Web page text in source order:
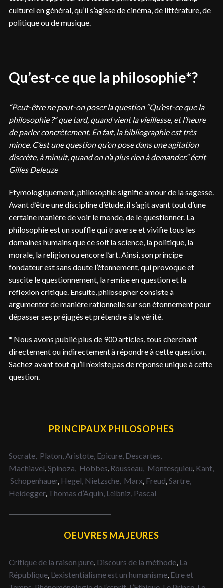
culturel en général, qu’il s’agisse de cinéma, de littérature, de
politique ou de musique.
Qu’est-ce que la philosophie*?
“Peut-être ne peut-on poser la question “Qu’est-ce que la
philosophie ?” que tard, quand vient la vieillesse, et l’heure
de parler concrètement. En fait, la bibliographie est très
mince. C’est une question qu’on pose dans une agitation
discrète, à minuit, quand on n’a plus rien à demander.” écrit
Gilles Deleuze
Etymologiquement, philosophie signifie amour de la sagesse.
Avant d’être une discipline d’étude, il s’agit avant tout d’une
certaine manière de voir le monde, de le questionner. La
philosophie est un souffle qui traverse et vivifie tous les
domaines humains que ce soit la science, la politique, la
morale, la religion ou encore l’art. Ainsi, son principe
fondateur est sans doute l’étonnement, qui provoque et
suscite le questionnement, la remise en question et la
réflexion critique. Ensuite, philosopher consiste à
argumenter de manière rationnelle sur son étonnement pour
dépasser ses préjugés et prétendre à la vérité.
* Nous avons publié plus de 900 articles, tous cherchant
directement ou indirectement à répondre à cette question.
Sachez avant tout qu’il n’existe pas de réponse unique à cette
question.
PRINCIPAUX PHILOSOPHES
Socrate, Platon,Aristote, Epicure, Descartes,
Machiavel,Spinoza, Hobbes, Rousseau, Montesquieu, Kant,
Schopenhauer, Hegel, Nietzsche, Marx, Freud,Sartre,
Heidegger, Thomas d’Aquin, Leibniz, Pascal
OEUVRES MAJEURES
Critique de la raison pure, Discours de la méthode, La
République, L’existentialisme est un humanisme, Etre et